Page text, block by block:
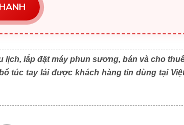
lịch, lắp đặt máy phun sương, bán và cho
túc tay lái được khách hàng tin dùng tại